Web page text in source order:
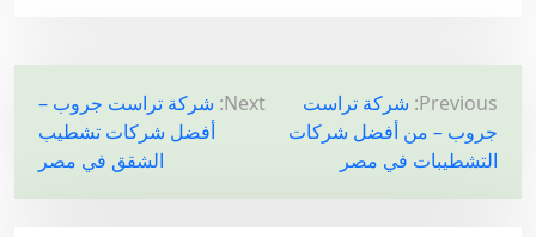
ت
ص
فّ
ح
Previous: شركة تراست
جروب – من أفضل شركات
التشطيبات في مصر
Next: شركة تراست جروب –
أفضل شركات تشطيب
الشقق في مصر